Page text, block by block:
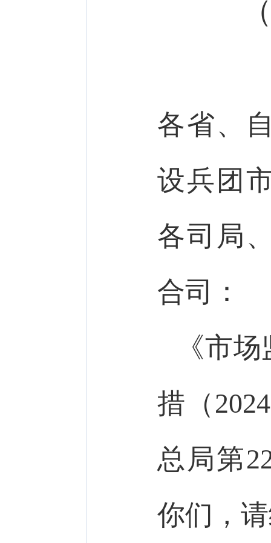
各省、
设兵团
各司局
合司：
《市
措（
总局第
你们，